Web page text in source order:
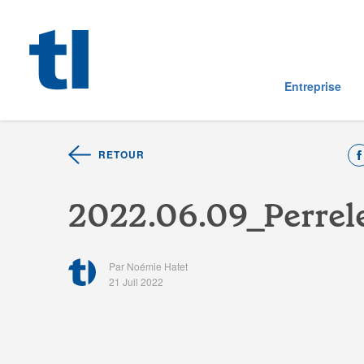
Entreprise
RETOUR
2022.06.09 Perrel
Par Noémie Hatet
21 Juil 2022